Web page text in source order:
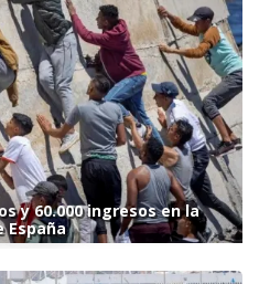
y 60.000 ingresos en la
España